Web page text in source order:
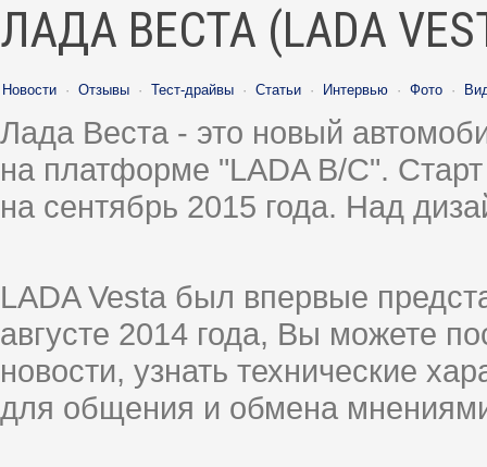
ЛАДА ВЕСТА (LADA
Новости · Отзывы · Тест-драйвы · Статьи · Интервью · Фото ·
Лада Веста - это новый
на платформе "LADA B/C".
на сентябрь 2015 года. Над
LADA Vesta был впервые
августе 2014 года, Вы можете
новости, узнать технические
для общения и обмена